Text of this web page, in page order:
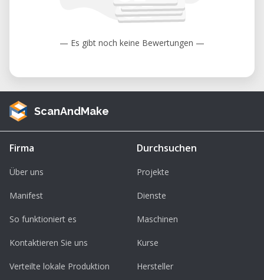
— Es gibt noch keine Bewertungen —
ScanAndMake
Firma
Über uns
Manifest
So funktioniert es
Kontaktieren Sie uns
Verteilte lokale Produktion
Durchsuchen
Projekte
Dienste
Maschinen
Kurse
Hersteller